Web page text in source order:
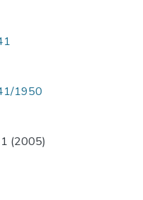
1950
1 (2005)